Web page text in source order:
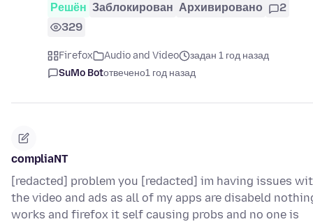
Решён Заблокирован Архивировано
2
329
Firefox Audio and Video
задан 1 год назад
SuMo Botотвечено1 год назад
compliaNT
[redacted] problem you [redacted] im having issues
the video and ads as all of my apps are disabeld
works and firefox it self causing probs and no one is